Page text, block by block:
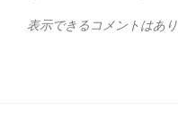
表示できるコメントはあり